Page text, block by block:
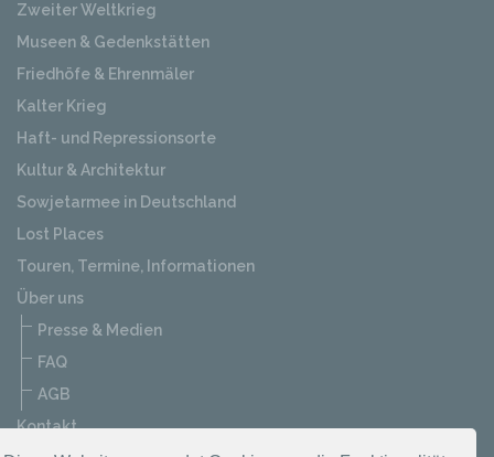
Zweiter Weltkrieg
Museen & Gedenkstätten
Friedhöfe & Ehrenmäler
Kalter Krieg
Haft- und Repressionsorte
Kultur & Architektur
Sowjetarmee in Deutschland
Lost Places
Touren, Termine, Informationen
Über uns
Presse & Medien
FAQ
AGB
Kontakt